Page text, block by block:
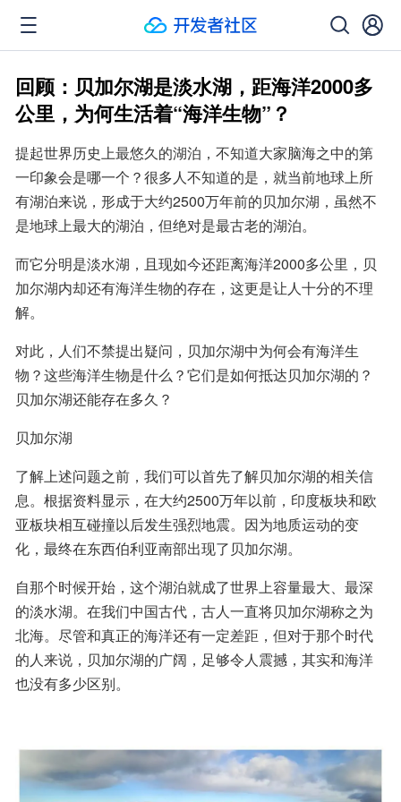
回顾：贝加尔湖是淡水湖，距海洋2000多
公里，为何生活着“海洋生物”？
提起世界历史上最悠久的湖泊，不知道大家脑海之中的第
一印象会是哪一个？很多人不知道的是，就当前地球上所
有湖泊来说，形成于大约2500万年前的贝加尔湖，虽然不
是地球上最大的湖泊，但绝对是最古老的湖泊。
而它分明是淡水湖，且现如今还距离海洋2000多公里，贝
加尔湖内却还有海洋生物的存在，这更是让人十分的不理
解。
对此，人们不禁提出疑问，贝加尔湖中为何会有海洋生
物？这些海洋生物是什么？它们是如何抵达贝加尔湖的？
贝加尔湖还能存在多久？
贝加尔湖
了解上述问题之前，我们可以首先了解贝加尔湖的相关信
息。根据资料显示，在大约2500万年以前，印度板块和欧
亚板块相互碰撞以后发生强烈地震。因为地质运动的变
化，最终在东西伯利亚南部出现了贝加尔湖。
自那个时候开始，这个湖泊就成了世界上容量最大、最深
的淡水湖。在我们中国古代，古人一直将贝加尔湖称之为
北海。尽管和真正的海洋还有一定差距，但对于那个时代
的人来说，贝加尔湖的广阔，足够令人震撼，其实和海洋
也没有多少区别。